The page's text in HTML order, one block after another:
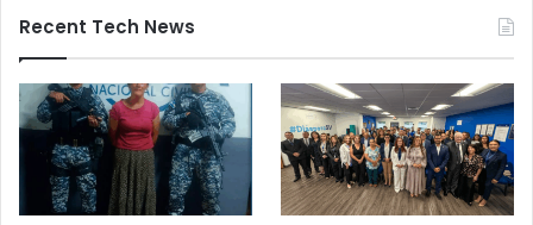
Recent Tech News